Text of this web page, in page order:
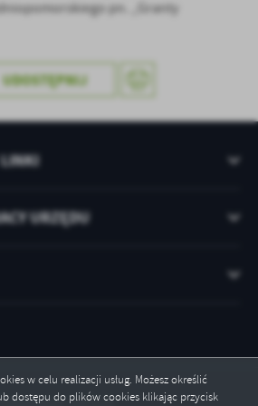
w celu realizacji usług. Możesz określić
dostępu do plików cookies klikając przycisk
pn. „Granty
UDOSTĘPNIJ
URZĘDU